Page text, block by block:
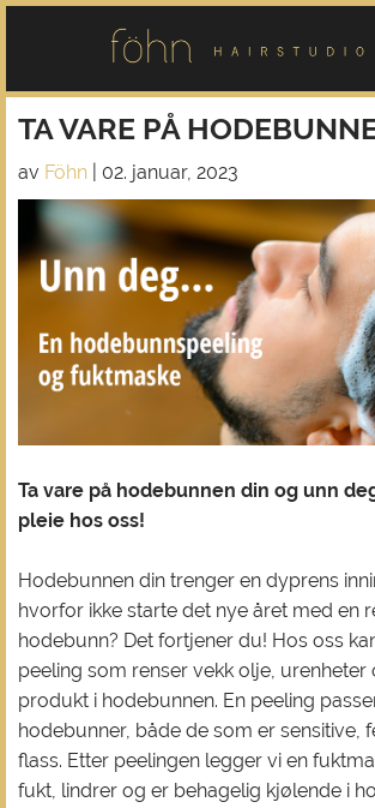
TA VARE PÅ
av Föhn 02. januar, 2023
Ta vare på hodebunnen din og unn
pleie hos oss!
Hodebunnen din trenger en dyprens
hvorfor ikke starte det nye året med en
hodebunn? Det fortjener du! Hos oss
peeling som renser vekk olje,
produkt i hodebunnen. En peeling
hodebunner, både de som er sensitive,
flass. Etter peelingen legger vi en
fukt, lindrer og er behagelig kjølende i